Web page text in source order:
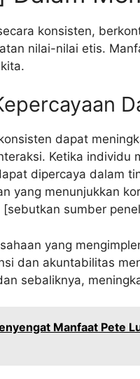
konsisten,
nilai-nilai etis.
dapat
Ketika individu
dipercaya dalam
yang menunjukkan
sumber
yang
dan akuntabilitas
sebaliknya,
Manfaat Pete